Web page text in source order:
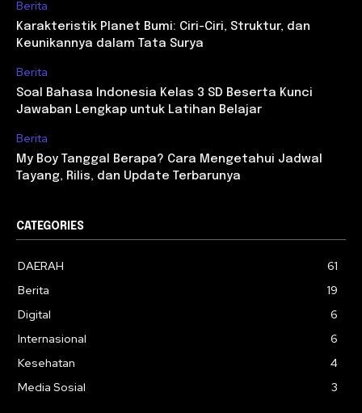
Berita
Karakteristik Planet Bumi: Ciri-Ciri, Struktur, dan
Keunikannya dalam Tata Surya
Berita
Soal Bahasa Indonesia Kelas 3 SD Beserta Kunci
Jawaban Lengkap untuk Latihan Belajar
Berita
My Boy Tanggal Berapa? Cara Mengetahui Jadwal
Tayang, Rilis, dan Update Terbarunya
CATEGORIES
DAERAH
61
Berita
19
Digital
6
Internasional
6
Kesehatan
4
Media Sosial
3